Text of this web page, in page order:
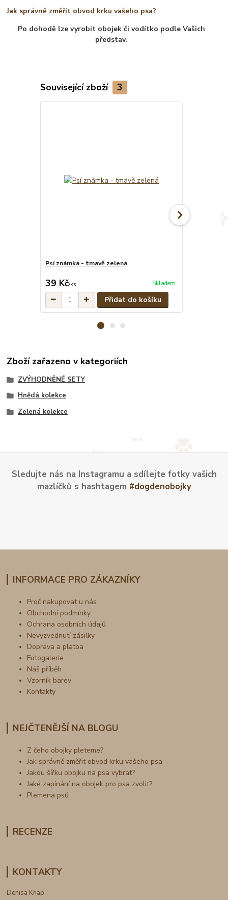
Jak správně změřit obvod krku vašeho psa?
Po dohodě lze vyrobit obojek či vodítko podle Vašich
představ.
Související zboží 3
Psí známka - tmavě zelená
39 Kč/ks Skladem
Přidat do košíku
Zboží zařazeno v kategoriích
ZVÝHODNĚNÉ SETY
Hnědá kolekce
Zelená kolekce
Sledujte nás na Instagramu a sdílejte fotky vašich
mazlíčků s hashtagem #dogdenobojky
INFORMACE PRO ZÁKAZNÍKY
Proč nakupovat u nás
Obchodní podmínky
Ochrana osobních údajů
Nevyzvednutí zásilky
Doprava a platba
Fotogalerie
Náš příběh
Vzorník barev
Kontakty
NEJČTENĚJŠÍ NA BLOGU
Z čeho obojky pleteme?
Jak správně změřit obvod krku vašeho psa
Jakou šířku obojku na psa vybrat?
Jaké zapínání na obojek pro psa zvolit?
Plemena psů
RECENZE
KONTAKTY
Denisa Knap